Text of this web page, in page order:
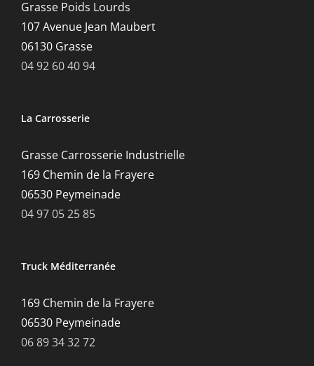
Grasse Poids Lourds
107 Avenue Jean Maubert
06130 Grasse
04 92 60 40 94
La Carrosserie
Grasse Carrosserie Industrielle
169 Chemin de la Frayere
06530 Peymeinade
04 97 05 25 85
Truck Méditerranée
169 Chemin de la Frayere
06530 Peymeinade
06 89 34 32 72